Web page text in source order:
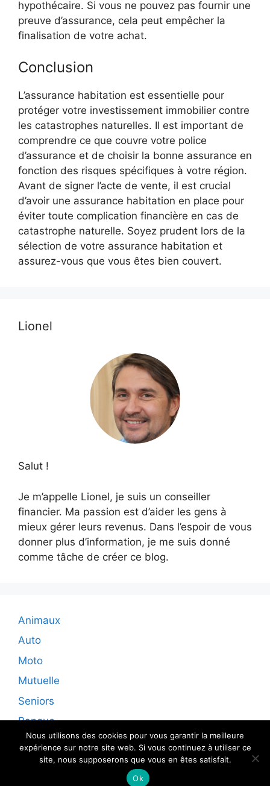
hypothécaire. Si vous ne pouvez pas fournir une
preuve d’assurance, cela peut empêcher la
finalisation de votre achat.
Conclusion
L’assurance habitation est essentielle pour
protéger votre investissement immobilier contre
les catastrophes naturelles. Il est important de
comprendre ce que couvre votre police
d’assurance et de choisir la bonne assurance en
fonction des risques spécifiques à votre région.
Avant de signer l’acte de vente, il est crucial
d’avoir une assurance habitation en place pour
éviter toute complication financière en cas de
catastrophe naturelle. Soyez prudent lors de la
sélection de votre assurance habitation et
assurez-vous que vous êtes bien couvert.
Lionel
Salut !
Je m’appelle Lionel, je suis un conseiller
financier. Ma passion est d’aider les gens à
mieux gérer leurs revenus. Dans l’espoir de vous
donner plus d’information, je me suis donné
comme tâche de créer ce blog.
Animaux
Auto
Moto
Mutuelle
Seniors
Banque
© 2026 - Tous droits reservés
Nous utilisons des cookies pour vous garantir la meilleure
expérience sur notre site web. Si vous continuez à utiliser ce
site, nous supposerons que vous en êtes satisfait.
Ok